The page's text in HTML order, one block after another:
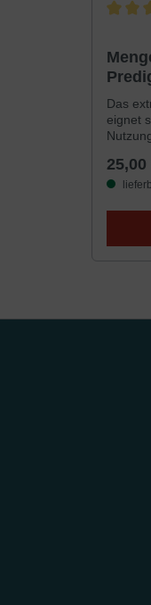
Das
eignet
viel
ihre
ist ihm
25,00